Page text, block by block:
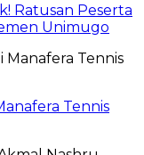
Ratusan Peserta
Unimugo
Tennis